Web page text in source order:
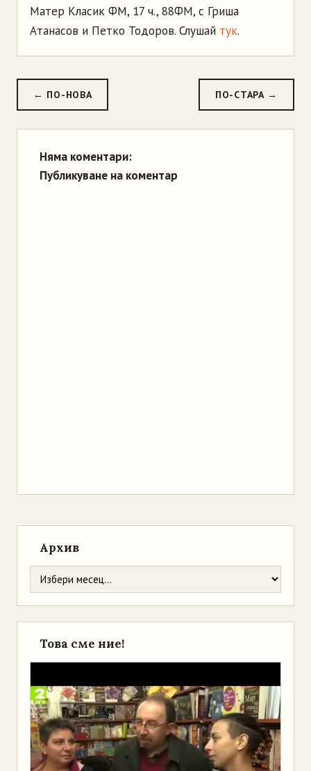
Матер Класик ФМ, 17 ч., 88ФМ, с Гриша
Атанасов и Петко Тодоров. Слушай тук.
← ПО-НОВА ПО-СТАРА →
Няма коментари:
Публикуване на коментар
Архив
Това сме ние!